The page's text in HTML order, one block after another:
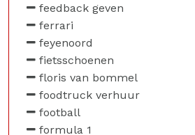
feedback geven
ferrari
feyenoord
fietsschoenen
floris van bommel
foodtruck verhuur
football
formula 1